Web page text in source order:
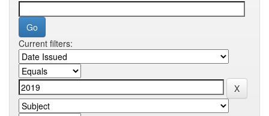
Current filters: